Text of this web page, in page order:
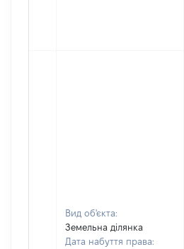
Вид об'єкта:
Земельна ділянка
Дата набуття права: